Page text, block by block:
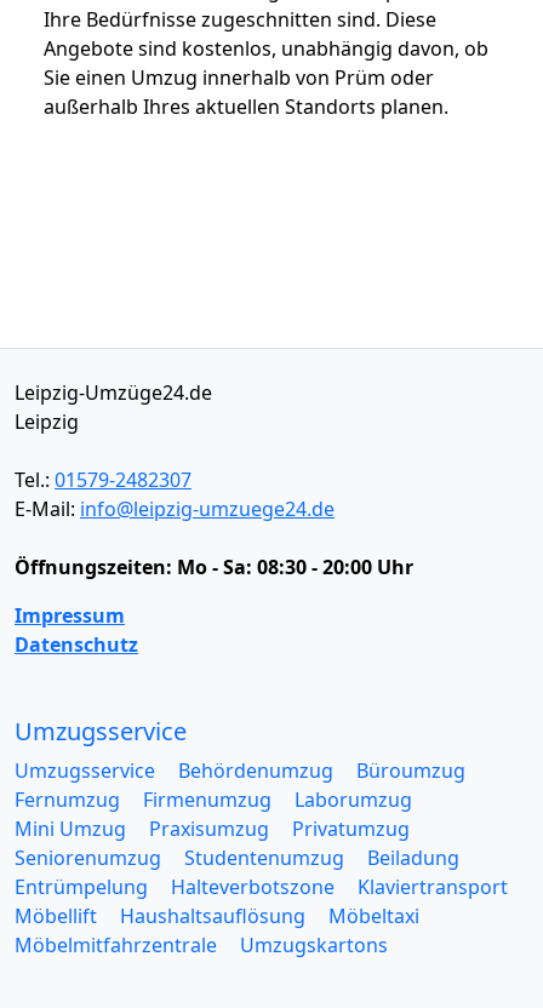
Ihre Bedürfnisse zugeschnitten sind. Diese
Angebote sind kostenlos, unabhängig davon, ob
Sie einen Umzug innerhalb von Prüm oder
außerhalb Ihres aktuellen Standorts planen.
Leipzig-Umzüge24.de
Leipzig
Tel.: 01579-2482307
E-Mail: info@leipzig-umzuege24.de
Öffnungszeiten: Mo - Sa: 08:30 - 20:00 Uhr
Impressum
Datenschutz
Umzugsservice
Umzugsservice Behördenumzug
Büroumzug
Fernumzug
Firmenumzug
Laborumzug
Mini Umzug
Praxisumzug
Privatumzug
Seniorenumzug
Studentenumzug
Beiladung
Entrümpelung
Halteverbotszone
Klaviertransport
Möbellift
Haushaltsauflösung
Möbeltaxi
Möbelmitfahrzentrale
Umzugskartons